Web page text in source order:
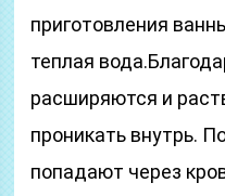
приготовления
теплая
расширяются и
проникать внутрь.
попадают через